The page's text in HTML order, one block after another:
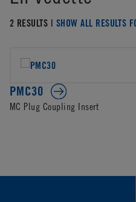
2 RESULTS | SHOW ALL RESULTS
PMC30
MC Plug Coupling Insert